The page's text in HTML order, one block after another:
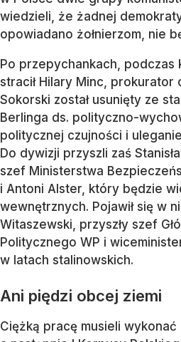
wiedzieli, że żadnej
opowiadano żołnierzom, nie
Po przepychankach,
stracił Hilary Minc, prokurator
Sokorski został usunięty ze
Berlinga ds. polityczno-
politycznej czujności i
Do dywizji przyszli zaś
szef Ministerstwa
i Antoni Alster, który będzie
wewnętrznych. Pojawił się w
Witaszewski, przyszły szef
Politycznego WP i
w latach stalinowskich.
Ani piędzi obcej ziemi
Ciężką pracę musieli wykonać